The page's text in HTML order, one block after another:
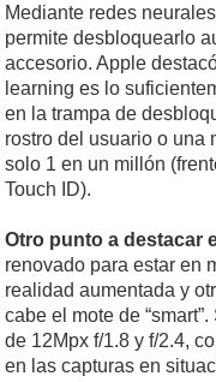
Mediante redes
permite desbloquearlo
accesorio. Apple
learning es lo
en la trampa de
rostro del usuario o una
solo 1 en un millón
Touch ID).
Otro punto a destacar
renovado para estar en
realidad aumentada y
cabe el mote de
de 12Mpx f/1.8 y f/2.4,
en las capturas en